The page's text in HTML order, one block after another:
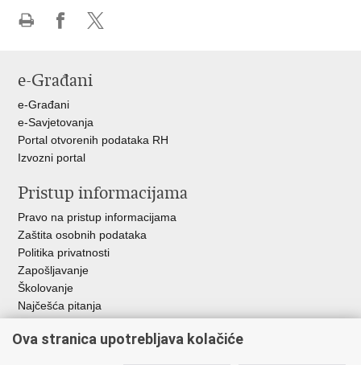
Facebooku
X-
e-Građani
e-Građani
e-Savjetovanja
Portal otvorenih podataka RH
Izvozni portal
Pristup informacijama
Pravo na pristup informacijama
Zaštita osobnih podataka
Politika privatnosti
Zapošljavanje
Školovanje
Najčešća pitanja
Važne poveznice
Ova stranica upotrebljava kolačiće